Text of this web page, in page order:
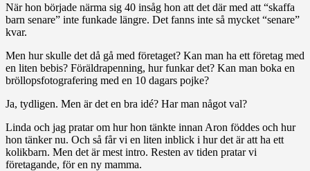
När hon började närma sig 40 insåg hon att det där med att “skaffa
barn senare” inte funkade längre. Det fanns inte så mycket “senare”
kvar.
Men hur skulle det då gå med företaget? Kan man ha ett företag med
en liten bebis? Föräldrapenning, hur funkar det? Kan man boka en
bröllopsfotografering med en 10 dagars pojke?
Ja, tydligen. Men är det en bra idé? Har man något val?
Linda och jag pratar om hur hon tänkte innan Aron föddes och hur
hon tänker nu. Och så får vi en liten inblick i hur det är att ha ett
kolikbarn. Men det är mest intro. Resten av tiden pratar vi
företagande, för en ny mamma.